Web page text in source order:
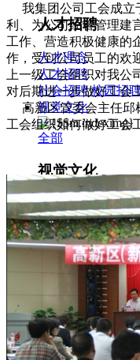
人才招聘
人才理念
人才招聘
社会招聘 校园招
视觉文化
全部
视觉文化
汗血马助力新疆
伊犁州霍城古城
村巡游 阿勒泰北
察布查尔县巡游
野马美术馆 陨石
国家记忆A馆
场餐厅 健身房 办
精彩视频 丝路驿
我集团公司工会成立
利、为公司经管管理建
工作、营造积极健康的
作，受到公司员工的欢
上一级工会组织对我
对后期进一步做好工会
高新区管委会主任邱
工会组织如何做好工会